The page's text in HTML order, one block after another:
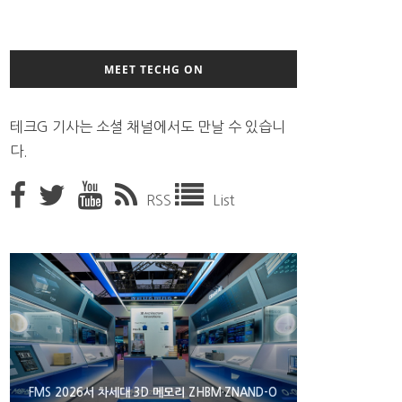
MEET TECHG ON
테크G 기사는 소셜 채널에서도 만날 수 있습니
다.
RSS List
FMS 2026서 차세대 3D 메모리 ZHBM·ZNAND-O
XBOX 25주년 맞아 무료 선물 나누는 마이크로소프